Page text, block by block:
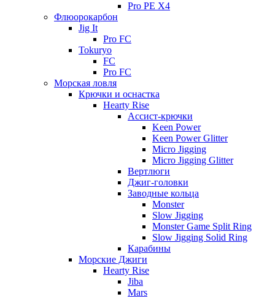
Pro PE X4
Флюорокарбон
Jig It
Pro FC
Tokuryo
FC
Pro FC
Морская ловля
Крючки и оснастка
Hearty Rise
Ассист-крючки
Keen Power
Keen Power Glitter
Micro Jigging
Micro Jigging Glitter
Вертлюги
Джиг-головки
Заводные кольца
Monster
Slow Jigging
Monster Game Split Ring
Slow Jigging Solid Ring
Карабины
Морские Джиги
Hearty Rise
Jiba
Mars